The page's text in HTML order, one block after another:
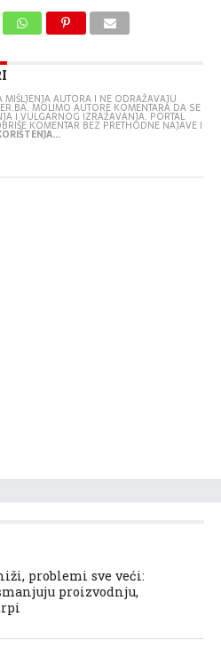
AUTORA I NE ODRAŽAVAJU
MOLIMO AUTORE KOMENTARA DA SE
I VULGARNOG IZRAŽAVANJA. PORTAL
KOMENTAR BEZ PRETHODNE NAJAVE I
problemi sve veći:
proizvodnju,